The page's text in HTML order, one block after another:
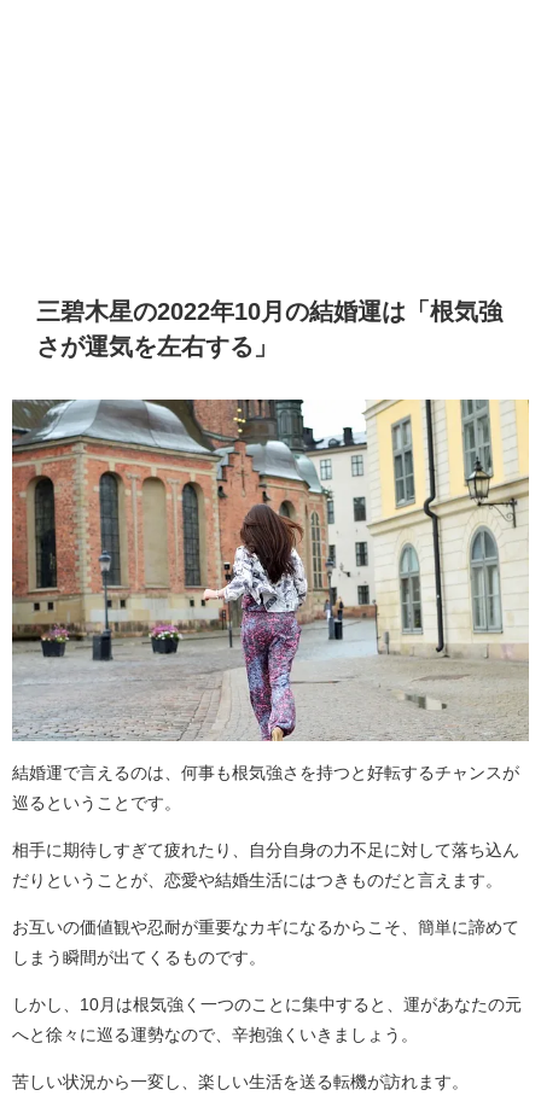
三碧木星の2022年10月の結婚運は「根気強
さが運気を左右する」
結婚運で言えるのは、何事も根気強さを持つと好転するチャンスが
巡るということです。
相手に期待しすぎて疲れたり、自分自身の力不足に対して落ち込ん
だりということが、恋愛や結婚生活にはつきものだと言えます。
お互いの価値観や忍耐が重要なカギになるからこそ、簡単に諦めて
しまう瞬間が出てくるものです。
しかし、10月は根気強く一つのことに集中すると、運があなたの元
へと徐々に巡る運勢なので、辛抱強くいきましょう。
苦しい状況から一変し、楽しい生活を送る転機が訪れます。